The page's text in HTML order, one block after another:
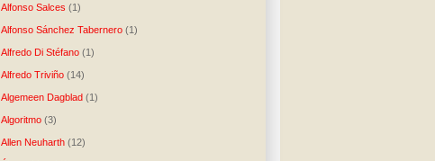
Alfonso Salces (1)
Alfonso Sánchez Tabernero (1)
Alfredo Di Stéfano (1)
Alfredo Triviño (14)
Algemeen Dagblad (1)
Algoritmo (3)
Allen Neuharth (12)